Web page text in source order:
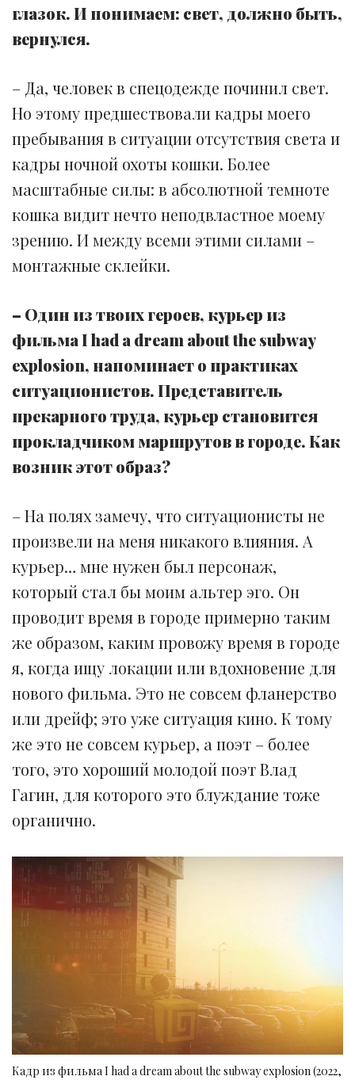
глазок. И понимаем: свет, должно быть,
вернулся.
– Да, человек в спецодежде починил свет.
Но этому предшествовали кадры моего
пребывания в ситуации отсутствия света и
кадры ночной охоты кошки. Более
масштабные силы: в абсолютной темноте
кошка видит нечто неподвластное моему
зрению. И между всеми этими силами –
монтажные склейки.
– Один из твоих героев, курьер из
фильма I had a dream about the subway
explosion, напоминает о практиках
ситуационистов. Представитель
прекарного труда, курьер становится
прокладчиком маршрутов в городе. Как
возник этот образ?
– На полях замечу, что ситуационисты не
произвели на меня никакого влияния. А
курьер… мне нужен был персонаж,
который стал бы моим альтер эго. Он
проводит время в городе примерно таким
же образом, каким провожу время в городе
я, когда ищу локации или вдохновение для
нового фильма. Это не совсем фланерство
или дрейф; это уже ситуация кино. К тому
же это не совсем курьер, а поэт – более
того, это хороший молодой поэт Влад
Гагин, для которого это блуждание тоже
органично.
Кадр из фильма I had a dream about the subway explosion (2022,